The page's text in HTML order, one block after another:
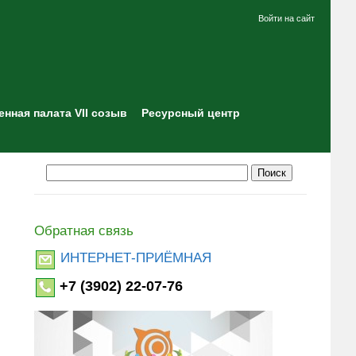
Войти на сайт
палата VII созыв Ресурсный центр
Обратная связь
ИНТЕРНЕТ-ПРИЁМНАЯ
+7 (3902) 22-07-76